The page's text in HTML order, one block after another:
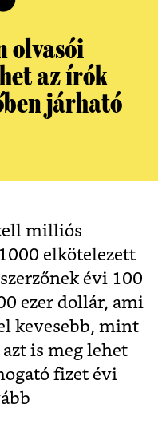
olvasói
az írók
járható
milliós
elkötelezett
évi 100
ezer dollár, ami
kevesebb, mint
is meg lehet
fizet évi